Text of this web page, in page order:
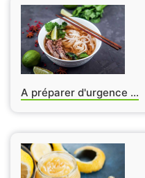
A préparer d'urgence ...